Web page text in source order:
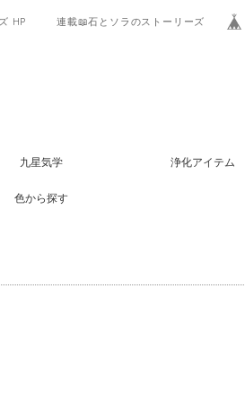
HP 連載📖石とソラのストーリーズ
九星気学 浄化アイテム
色から探す